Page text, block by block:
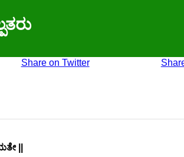
Share on Twitter
||